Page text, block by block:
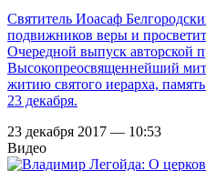
Святитель Иоасаф
подвижников веры и
Очередной выпуск авторской
Высокопреосвященнейший
житию святого иерарха,
23 декабря.
23 декабря 2017 — 10:53
Видео